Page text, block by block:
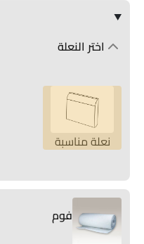
اختر النعلة
نعلة مناسبة
فوم